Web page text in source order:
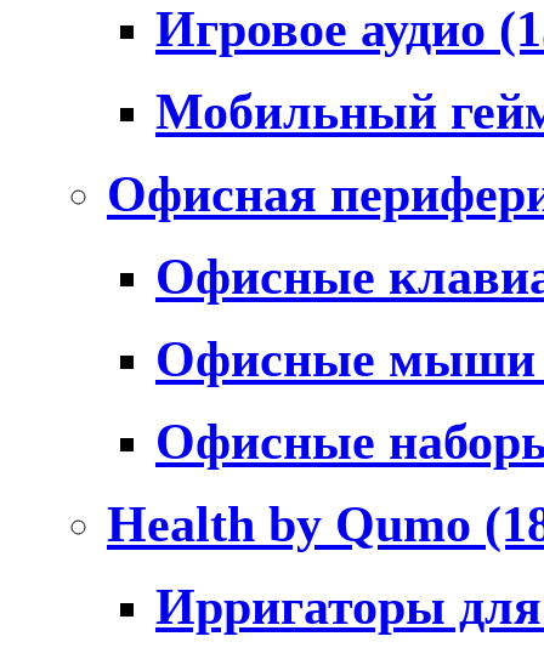
Игровое аудио
Мобильный
Офисная
Офисные
Офисные
Офисные
Health by Qumo
Ирригаторы